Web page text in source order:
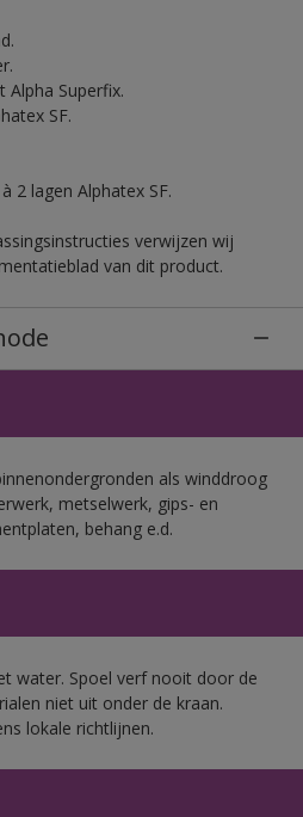
Alpha Superfix.
SF.
2 lagen Alphatex SF.
verwijzen wij
van dit product.
als winddroog
metselwerk, gips- en
behang e.d.
water. Spoel verf nooit door de
niet uit onder de kraan.
lokale richtlijnen.